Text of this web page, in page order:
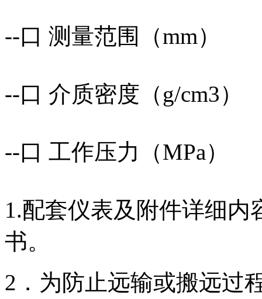
--口 测量范围（mm）
--口 介质密度（g/cm3）
--口 工作压力（MPa）
1.配套仪表及附件详细
书。
2．为防止远输或搬远过